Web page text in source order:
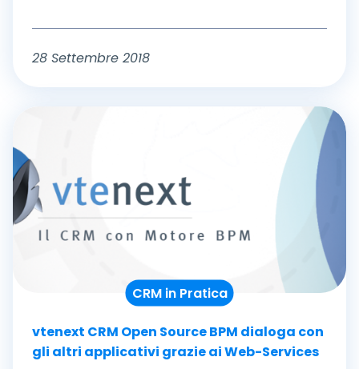
28 Settembre 2018
CRM in Pratica
vtenext CRM Open Source BPM dialoga con
gli altri applicativi grazie ai Web-Services